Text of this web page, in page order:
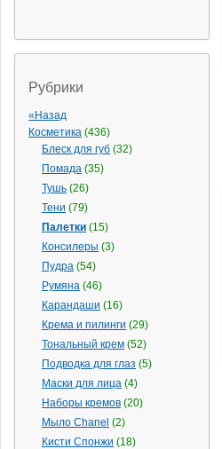
Рубрики
«Назад
Косметика (436)
Блеск для губ (32)
Помада (35)
Тушь (26)
Тени (79)
Палетки (15)
Консилеры (3)
Пудра (54)
Румяна (46)
Карандаши (16)
Крема и пилинги (29)
Тональный крем (52)
Подводка для глаз (5)
Маски для лица (4)
Наборы кремов (20)
Мыло Chanel (2)
Кисти Спонжи (18)